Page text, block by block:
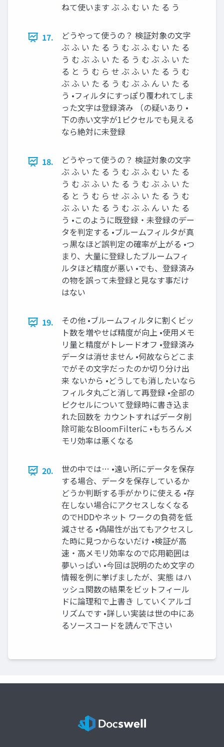
ねて使います ぶ ふ む い た る う
17.
どうやって使うの？ 検証対象の文字
ぶ ふ い た る う む ぶ ふ む い た る
う む ぶ ふ い た る う む ぶ ふ い た
る と う む ら せ ぶ ふ い た る う む
ぶ ふ い た る う む ぶ ふ ん い た る
う •フィルタにすっぽり覆われてしま
った文字は登録済み （の疑いあり •
下の赤い文字が1ピクセルでも見える
なら絶対に未登録
18.
どうやって使うの？ 検証対象の文字
ぶ ふ い た る う む ぶ ふ む い た る
う む ぶ ふ い た る う む ぶ ふ い た
る と う む ら せ ぶ ふ い た る う む
ぶ ふ い た る う む ぶ ふ ん い た る
う •このように既登録・未登録のデー
タを判定する •ブルームフィルタが真
っ黒なほど誤判定の確率が上がる •つ
まり、大量に登録したブルームフィ
ルタほど精度が悪い •でも、登録済み
の物を誤って未登録と見なす事だけ
はない
19.
その他 •ブルームフィルタに割くビッ
ト数を増やせば精度が向上 •使用メモ
リ量と精度がトレードオフ •登録済み
データは消せません •何故ならどこま
でがその文字だったのか切り分け出
来 ないから •どうしても消したいなら
フィルタ丸ごと消して再登録 •全部の
ピクセルについて登録時に書き込ま
れた回数を カウントすればデータ削
除可能なBloomFilterに •もちろんメ
モリ効率は悪くなる
20.
世の中では… •遠い所にデータを保存
する場合、データを保存しているか
どうか判断する手がかりに使える •存
在しない場合にアクセスしなくなる
のでHDDやネット ワークの負荷を低
減させる •偽陽性が出てもアクセスし
た時に見つからないだけ •検証が高
速・高メモリ効率なので応用範囲は
夢いっぱい •今回は説明のため文字の
情報を例に挙げましたが、実態 はハ
ッシュ関数の結果をビットフィール
ドに論理和で上書き していくアルゴ
リズムです •詳しい実装は世の中にあ
るソースコードを読んで下さい